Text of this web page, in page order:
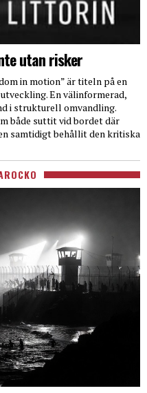
utan risker
in motion” är titeln på en
En välinformerad,
i strukturell omvandling.
både suttit vid bordet där
samtidigt behållit den kritiska